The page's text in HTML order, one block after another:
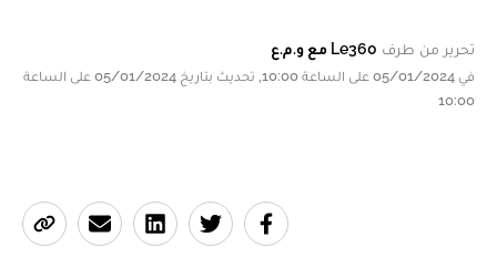
تحرير من طرف Le360 مع و.م.ع
في 05/01/2024 على الساعة 10:00, تحديث بتاريخ 05/01/2024 على الساعة
10:00